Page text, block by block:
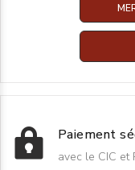
Paiement
avec le CIC et